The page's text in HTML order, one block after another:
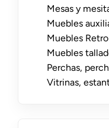
Mesas y
Muebles
Muebles
Muebles
Perchas,
Vitrinas,